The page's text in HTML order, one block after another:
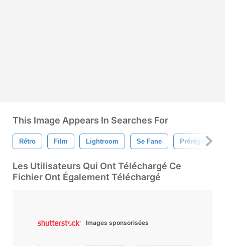
This Image Appears In Searches For
Rétro Film Lightroom Se Fane Préréglages
Les Utilisateurs Qui Ont Téléchargé Ce
Fichier Ont Également Téléchargé
Images sponsorisées